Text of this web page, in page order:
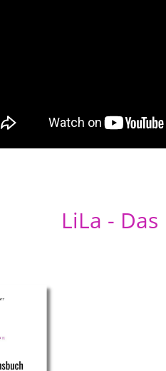
LiLa -